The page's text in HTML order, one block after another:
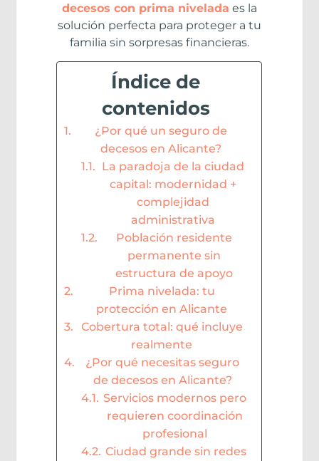
decesos con prima nivelada es la
solución perfecta para proteger a tu
familia sin sorpresas financieras.
Índice de
contenidos
¿Por qué un seguro de
decesos en Alicante?
La paradoja de la ciudad
capital: modernidad +
complejidad
administrativa
Población residente
permanente sin
estructura de apoyo
Prima nivelada: tu
protección en Alicante
Cobertura total: qué incluye
realmente
¿Por qué necesitas seguro
de decesos en Alicante?
Servicios modernos pero
requieren coordinación
profesional
Ciudad grande sin redes